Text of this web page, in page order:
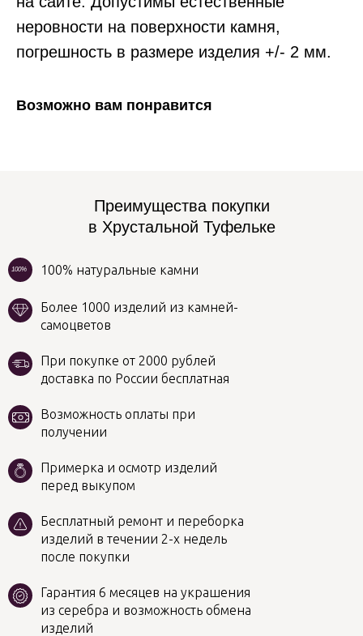
неровности на поверхности камня,
погрешность в размере изделия +/- 2 мм.
Возможно вам понравится
100% натуральные камни
100%
Преимущества покупки
в Хрустальной Туфельке
Бесплатный ремонт и переборка
изделий в течении 2-х недель
после покупки
Примерка и осмотр изделий
перед выкупом
Более 1000 изделий из камней-
самоцветов
Гарантия 6 месяцев на украшения
из серебра и возможность обмена
изделий
Возможность оплаты при
получении
При покупке от 2000 рублей
доставка по России бесплатная